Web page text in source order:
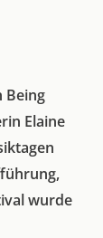
Being
Elaine
wurde